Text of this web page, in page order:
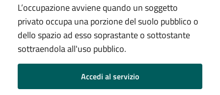
L’occupazione avviene quando un soggetto
privato occupa una porzione del suolo pubblico o
dello spazio ad esso soprastante o sottostante
sottraendola all'uso pubblico.
Accedi al servizio